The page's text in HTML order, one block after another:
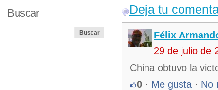
Deja tu
Félix
29 de julio de
China obtuvo la
0 · Me gusta · No
Buscar